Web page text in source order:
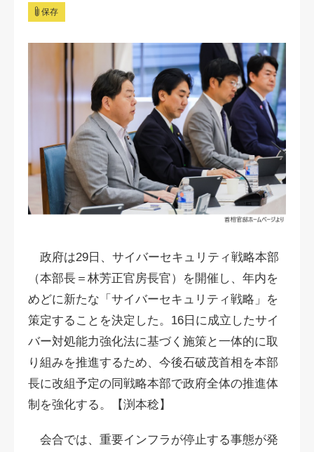
保存
政府は29日、サイバーセキュリティ戦略本部
（本部長＝林芳正官房長官）を開催し、年内を
めどに新たな「サイバーセキュリティ戦略」を
策定することを決定した。16日に成立したサイ
バー対処能力強化法に基づく施策と一体的に取
り組みを推進するため、今後石破茂首相を本部
長に改組予定の同戦略本部で政府全体の推進体
制を強化する。【渕本稔】
会合では、重要インフラが停止する事態が発